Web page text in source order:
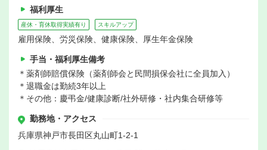
福利厚生
産休・育休取得実績有り スキルアップ
雇用保険、労災保険、健康保険、厚生年金保険
手当・福利厚生備考
＊薬剤師賠償保険（薬剤師会と民間損保会社に全員加入）
＊退職金は勤続3年以上
＊その他：慶弔金/健康診断/社外研修・社内集合研修等
勤務地・アクセス
兵庫県神戸市長田区丸山町1-2-1